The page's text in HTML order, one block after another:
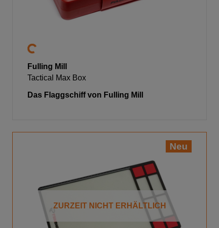
Fulling Mill
Tactical Max Box
Das Flaggschiff von Fulling Mill
Neu
ZURZEIT NICHT ERHÄLTLICH